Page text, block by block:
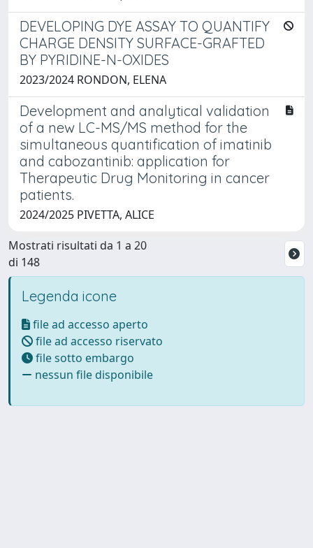
DEVELOPING DYE ASSAY TO QUANTIFY
CHARGE DENSITY SURFACE-GRAFTED
BY PYRIDINE-N-OXIDES
2023/2024 RONDON, ELENA
Development and analytical validation
of a new LC-MS/MS method for the
simultaneous quantification of imatinib
and cabozantinib: application for
Therapeutic Drug Monitoring in cancer
patients.
2024/2025 PIVETTA, ALICE
Mostrati risultati da 1 a 20
di 148
Legenda icone
file ad accesso aperto
file ad accesso riservato
file sotto embargo
nessun file disponibile